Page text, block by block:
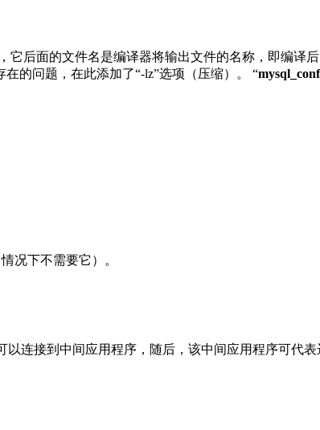
它后面的文件名是编译器将输出文件的名称，即编译
在的问题，在此添加了“-lz”选项（压缩）。 “
况下不需要它）。
连接到中间应用程序，随后，该中间应用程序可代